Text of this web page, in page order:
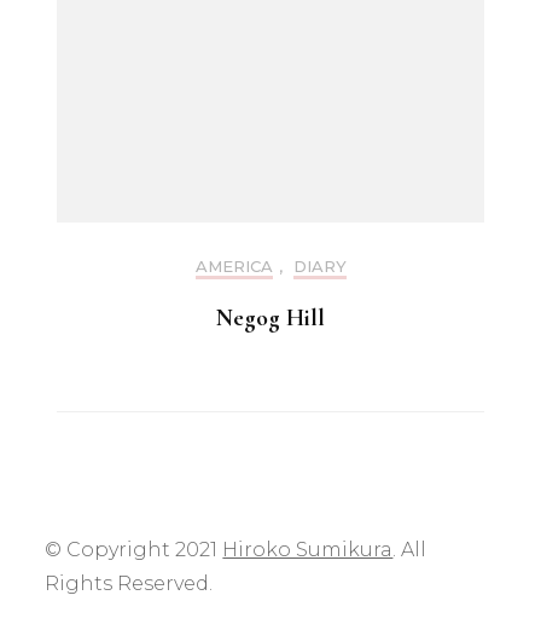
AMERICA , DIARY
Negog Hill
© Copyright 2021 Hiroko Sumikura. All
Rights Reserved.